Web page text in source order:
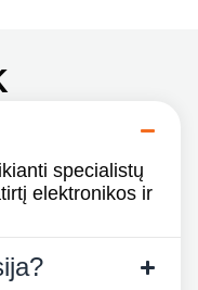
specialistų
elektronikos ir